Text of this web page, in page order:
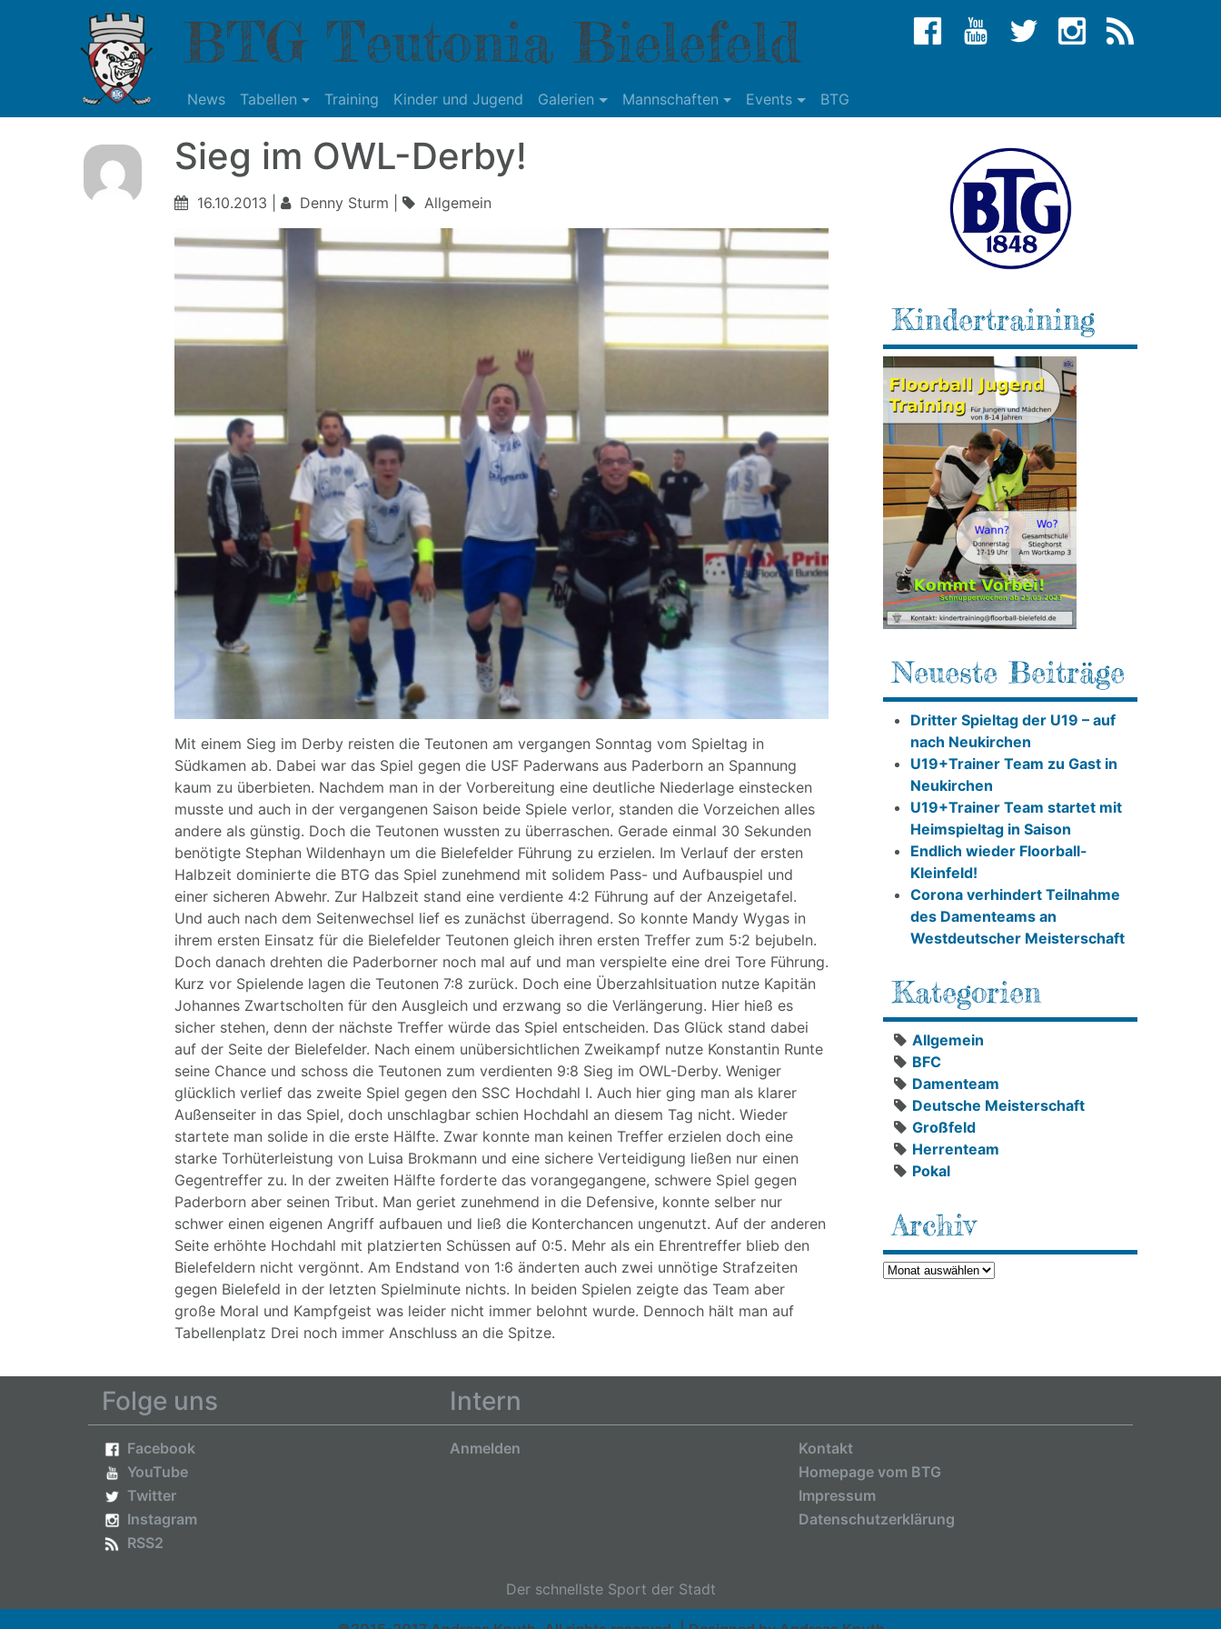
BTG Teutonia Bielefeld
News Tabellen Training Kinder und Jugend Galerien Mannschaften Events BTG
Sieg im OWL-Derby!
16.10.2013 | Denny Sturm | Allgemein
Mit einem Sieg im Derby reisten die Teutonen am vergangen Sonntag vom Spieltag in
Südkamen ab. Dabei war das Spiel gegen die USF Paderwans aus Paderborn an Spannung
kaum zu überbieten. Nachdem man in der Vorbereitung eine deutliche Niederlage einstecken
musste und auch in der vergangenen Saison beide Spiele verlor, standen die Vorzeichen alles
andere als günstig. Doch die Teutonen wussten zu überraschen. Gerade einmal 30 Sekunden
benötigte Stephan Wildenhayn um die Bielefelder Führung zu erzielen. Im Verlauf der ersten
Halbzeit dominierte die BTG das Spiel zunehmend mit solidem Pass- und Aufbauspiel und
einer sicheren Abwehr. Zur Halbzeit stand eine verdiente 4:2 Führung auf der Anzeigetafel.
Und auch nach dem Seitenwechsel lief es zunächst überragend. So konnte Mandy Wygas in
ihrem ersten Einsatz für die Bielefelder Teutonen gleich ihren ersten Treffer zum 5:2 bejubeln.
Doch danach drehten die Paderborner noch mal auf und man verspielte eine drei Tore Führung.
Kurz vor Spielende lagen die Teutonen 7:8 zurück. Doch eine Überzahlsituation nutze Kapitän
Johannes Zwartscholten für den Ausgleich und erzwang so die Verlängerung. Hier hieß es
sicher stehen, denn der nächste Treffer würde das Spiel entscheiden. Das Glück stand dabei
auf der Seite der Bielefelder. Nach einem unübersichtlichen Zweikampf nutze Konstantin Runte
seine Chance und schoss die Teutonen zum verdienten 9:8 Sieg im OWL-Derby. Weniger
glücklich verlief das zweite Spiel gegen den SSC Hochdahl I. Auch hier ging man als klarer
Außenseiter in das Spiel, doch unschlagbar schien Hochdahl an diesem Tag nicht. Wieder
startete man solide in die erste Hälfte. Zwar konnte man keinen Treffer erzielen doch eine
starke Torhüterleistung von Luisa Brokmann und eine sichere Verteidigung ließen nur einen
Gegentreffer zu. In der zweiten Hälfte forderte das vorangegangene, schwere Spiel gegen
Paderborn aber seinen Tribut. Man geriet zunehmend in die Defensive, konnte selber nur
schwer einen eigenen Angriff aufbauen und ließ die Konterchancen ungenutzt. Auf der anderen
Seite erhöhte Hochdahl mit platzierten Schüssen auf 0:5. Mehr als ein Ehrentreffer blieb den
Bielefeldern nicht vergönnt. Am Endstand von 1:6 änderten auch zwei unnötige Strafzeiten
gegen Bielefeld in der letzten Spielminute nichts. In beiden Spielen zeigte das Team aber
große Moral und Kampfgeist was leider nicht immer belohnt wurde. Dennoch hält man auf
Tabellenplatz Drei noch immer Anschluss an die Spitze.
Kindertraining
Neueste Beiträge
Dritter Spieltag der U19 – auf
nach Neukirchen
U19+Trainer Team zu Gast in
Neukirchen
U19+Trainer Team startet mit
Heimspieltag in Saison
Endlich wieder Floorball-
Kleinfeld!
Corona verhindert Teilnahme
des Damenteams an
Westdeutscher Meisterschaft
Kategorien
Allgemein
BFC
Damenteam
Deutsche Meisterschaft
Großfeld
Herrenteam
Pokal
Archiv
Archiv
Folge uns
Facebook
YouTube
Twitter
Instagram
RSS2
Intern
Anmelden
Kontakt
Homepage vom BTG
Impressum
Datenschutzerklärung
Der schnellste Sport der Stadt